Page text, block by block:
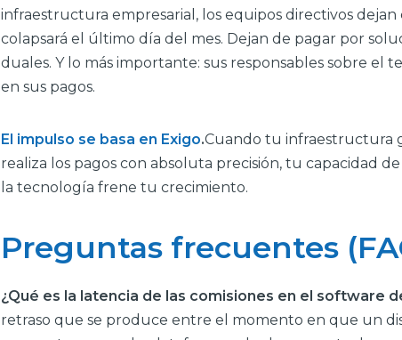
infraestructura empresarial, los equipos directivos dejan
colapsará el último día del mes. Dejan de pagar por
duales. Y lo más importante: sus responsables sobre el
en sus pagos.
El impulso se basa en Exigo.Cuando tu infraestructura
realiza los pagos con absoluta precisión, tu capacidad
la tecnología frene tu crecimiento.
Preguntas frecuentes
¿Qué es la latencia de las comisiones en el software
retraso que se produce entre el momento en que un